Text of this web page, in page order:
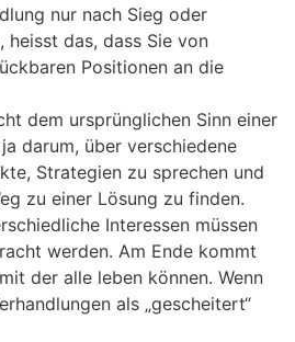
nur nach Sieg oder
heisst das, dass Sie von
Positionen an die
dem ursprünglichen Sinn einer
darum, über verschiedene
Strategien zu sprechen und
zu einer Lösung zu finden.
Interessen müssen
werden. Am Ende kommt
der alle leben können. Wenn
als „gescheitert“